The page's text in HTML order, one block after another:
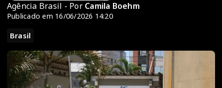
Agência Brasil - Por Camila Boehm
Publicado em 16/06/2026 14:20
Brasil